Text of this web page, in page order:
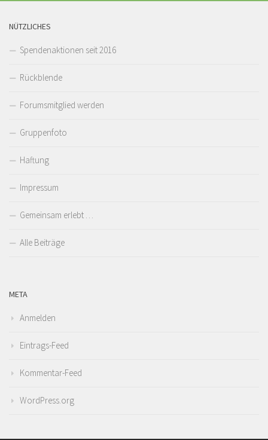
NÜTZLICHES
Spendenaktionen seit 2016
Rückblende
Forumsmitglied werden
Gruppenfoto
Haftung
Impressum
Gemeinsam erlebt …
Alle Beiträge
META
Anmelden
Eintrags-Feed
Kommentar-Feed
WordPress.org